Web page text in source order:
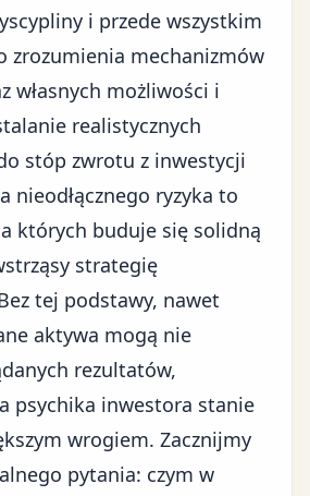
i przede wszystkim
zrozumienia mechanizmów
własnych możliwości i
realistycznych
stóp zwrotu z inwestycji
nieodłącznego ryzyka to
których buduje się solidną
strategię
tej podstawy, nawet
aktywa mogą nie
rezultatów,
psychika inwestora stanie
wrogiem. Zacznijmy
pytania: czym w